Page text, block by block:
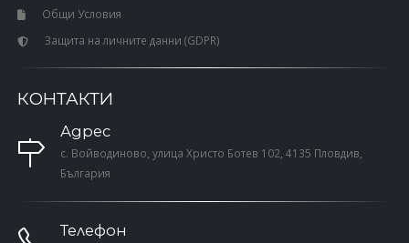
Общи Условия
Защита на личните данни (GDPR)
КОНТАКТИ
Адрес
с. Войводиново, улица Христо Ботев 102, 4135 Пловдив,
България
Телефон